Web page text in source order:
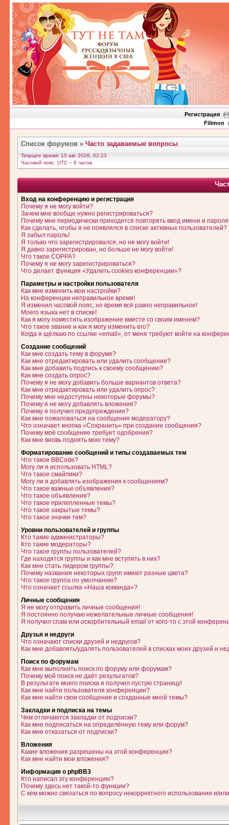
Регистрация
Filimon
Список форумов » Часто задаваемые вопросы
Текущее время: 10 авг 2026, 02:23
Часовой пояс: UTC − 6 часов
Вход на конференцию и регистрация
Почему я не могу войти?
Зачем мне вообще нужно регистрироваться?
Почему мне периодически приходится повторять ввод имени и
Как сделать, чтобы я не появлялся в списке активных пользователей?
Я забыл пароль!
Я только что зарегистрировался, но не могу войти!
Я давно зарегистрирован, но больше не могу войти!
Что такое COPPA?
Почему я не могу зарегистрироваться?
Что делает функция «Удалить cookies конференции»?
Параметры и настройки пользователя
Как мне изменить мои настройки?
На конференции неправильное время!
Я изменил часовой пояс, но время всё равно неправильное!
Моего языка нет в списке!
Как я могу поместить изображение вместе со своим именем?
Что такое звание и как я могу изменить его?
Когда я щёлкаю по ссылке «email», от меня требуют войти на
Создание сообщений
Как мне создать тему в форуме?
Как мне отредактировать или удалить сообщение?
Как мне добавить подпись к своему сообщению?
Как мне создать опрос?
Почему я не могу добавить больше вариантов ответа?
Как мне отредактировать или удалить опрос?
Почему мне недоступны некоторые форумы?
Почему я не могу добавлять вложения?
Почему я получил предупреждение?
Как мне пожаловаться на сообщения модератору?
Что означает кнопка «Сохранить» при создании сообщения?
Почему моё сообщение требует одобрения?
Как мне вновь поднять мою тему?
Форматирование сообщений и типы создаваемых тем
Что такое BBCode?
Могу ли я использовать HTML?
Что такое смайлики?
Могу ли я добавлять изображения к сообщениям?
Что такое важные объявления?
Что такое объявления?
Что такое прилепленные темы?
Что такое закрытые темы?
Что такое значки тем?
Уровни пользователей и группы
Кто такие администраторы?
Кто такие модераторы?
Что такое группы пользователей?
Где находятся группы и как мне вступить в них?
Как мне стать лидером группы?
Почему названия некоторых групп имеют разные цвета?
Что такое группа по умолчанию?
Что означает ссылка «Наша команда»?
Личные сообщения
Я не могу отправить личные сообщения!
Я постоянно получаю нежелательные личные сообщения!
Я получил спам или оскорбительный email от кого-то с этой
Друзья и недруги
Что означают списки друзей и недругов?
Как мне добавлять/удалять пользователей в списках моих друзей и
Поиск по форумам
Как мне выполнить поиск по форуму или форумам?
Почему мой поиск не даёт результатов?
В результате моего поиска я получил пустую страницу!
Как мне найти пользователя конференции?
Как мне найти свои сообщения и созданные мной темы?
Закладки и подписка на темы
Чем отличаются закладки от подписки?
Как мне подписаться на определённую тему или форум?
Как мне отказаться от подписки?
Вложения
Какие вложения разрешены на этой конференции?
Как мне найти мои вложения?
Информация о phpBB3
Кто написал эту конференцию?
Почему здесь нет такой-то функции?
С кем можно связаться по вопросу некорректного использования и/